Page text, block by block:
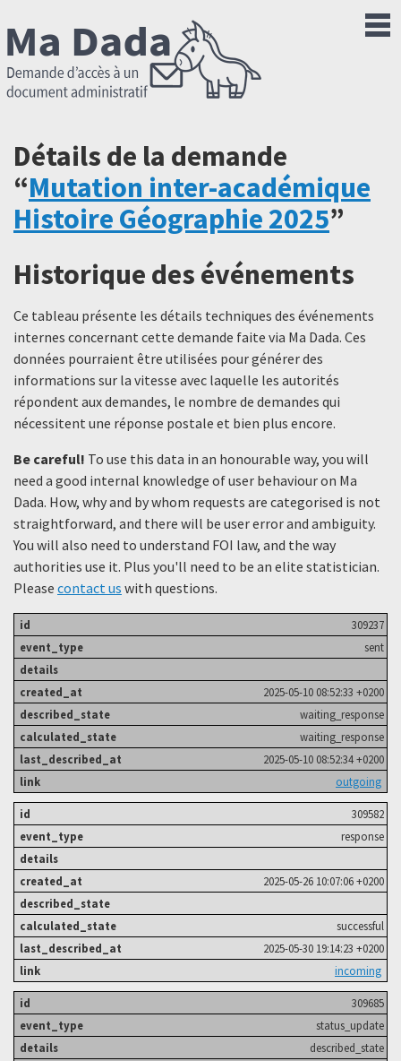
Détails de la demande
“Mutation inter-académique
Histoire Géographie 2025”
Historique des événements
Ce tableau présente les détails techniques des événements
internes concernant cette demande faite via Ma Dada. Ces
données pourraient être utilisées pour générer des
informations sur la vitesse avec laquelle les autorités
répondent aux demandes, le nombre de demandes qui
nécessitent une réponse postale et bien plus encore.
Be careful! To use this data in an honourable way, you will
need a good internal knowledge of user behaviour on Ma
Dada. How, why and by whom requests are categorised is not
straightforward, and there will be user error and ambiguity.
You will also need to understand FOI law, and the way
authorities use it. Plus you'll need to be an elite statistician.
Please contact us with questions.
309237
sent
2025-05-10 08:52:33 +0200
waiting_response
waiting_response
2025-05-10 08:52:34 +0200
outgoing
309582
response
2025-05-26 10:07:06 +0200
successful
2025-05-30 19:14:23 +0200
incoming
309685
status_update
described_state